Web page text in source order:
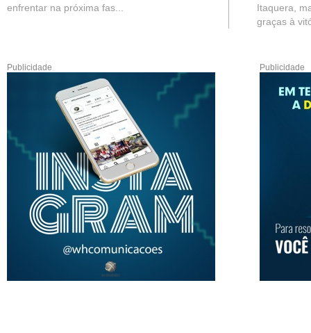
enfrentar na próxima fas...
Itaquera,
graças à
Publicidade Publicidade